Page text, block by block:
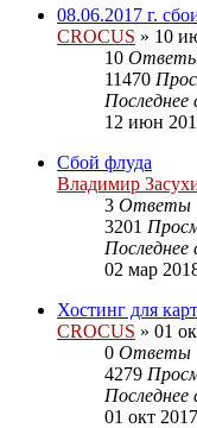
08.06.2017 г.
CROCUS » 10
10
11470
Последнее
12 июн
Cбой флуда
Владимир
3 Ответы
3201
Последнее
02 мар
Хостинг для
CROCUS » 01
0 Ответы
4279
Последнее
01 окт